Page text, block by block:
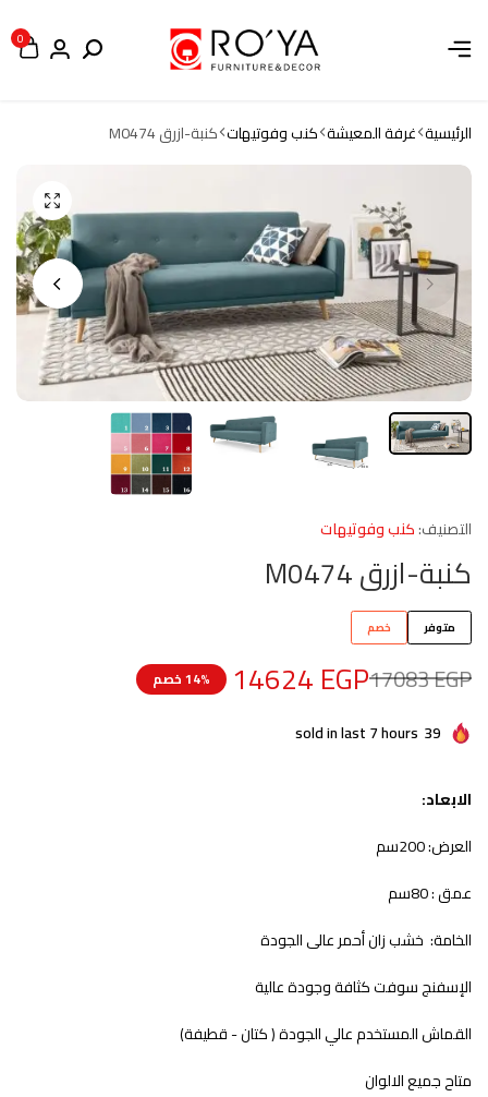
0
الرئيسية غرفة المعيشة كنب وفوتيهات كنبة-ازرق M0474
التصنيف:كنب وفوتيهات
كنبة-ازرق M0474
متوفر خصم
17083EGP
14624EGP 14% خصم
39
sold in last 7 hours
الابعاد:
العرض: 200سم
عمق : 80سم
الخامة: خشب زان أحمر عالى الجودة
الإسفنج سوفت كثافة وجودة عالية
القماش المستخدم عالي الجودة ( كتان - قطيفة)
متاح جميع الالوان